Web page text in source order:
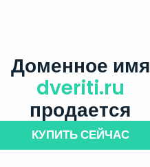
Доменное имя
dveriti.ru
продается
КУПИТЬ СЕЙЧАС